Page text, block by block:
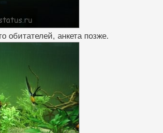
обитателей, анкета позже.